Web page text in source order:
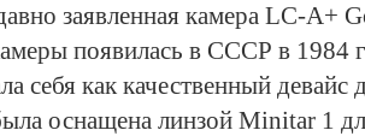
заявленная камера LC-A+
появилась в СССР в 1984
себя как качественный
оснащена линзой Minitar 1